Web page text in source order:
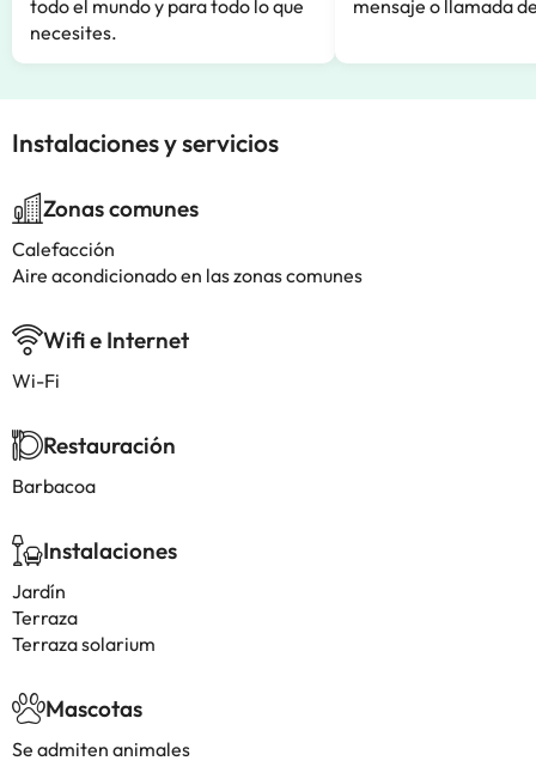
todo el mundo y para todo lo que
necesites.
mensaje o llamada
Instalaciones y servicios
Zonas comunes
Calefacción
Aire acondicionado en las zonas comunes
Wifi e Internet
Wi-Fi
Restauración
Barbacoa
Instalaciones
Jardín
Terraza
Terraza solarium
Mascotas
Se admiten animales